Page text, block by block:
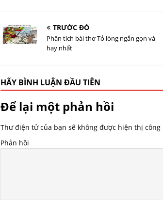
TRƯỚC ĐÓ
Phân tích bài thơ Tỏ lòng ngắn gọn và
hay nhất
HÃY BÌNH LUẬN ĐẦU TIÊN
Để lại một phản hồi
Thư điện tử của bạn sẽ không được hiện thị công
Phản hồi